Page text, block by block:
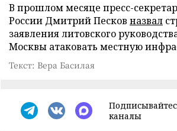
В прошлом месяце пресс-
России Дмитрий Песков назвал
заявления литовского
Москвы атаковать местную
Текст: Вера Басилая
каналы